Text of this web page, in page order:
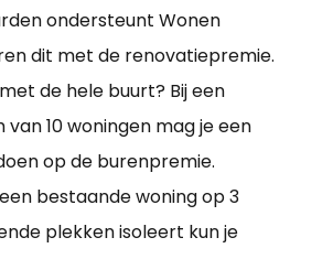
ondersteunt Wonen
dit met de renovatiepremie.
de hele buurt? Bij een
van 10 woningen mag je een
op de burenpremie.
bestaande woning op 3
plekken isoleert kun je